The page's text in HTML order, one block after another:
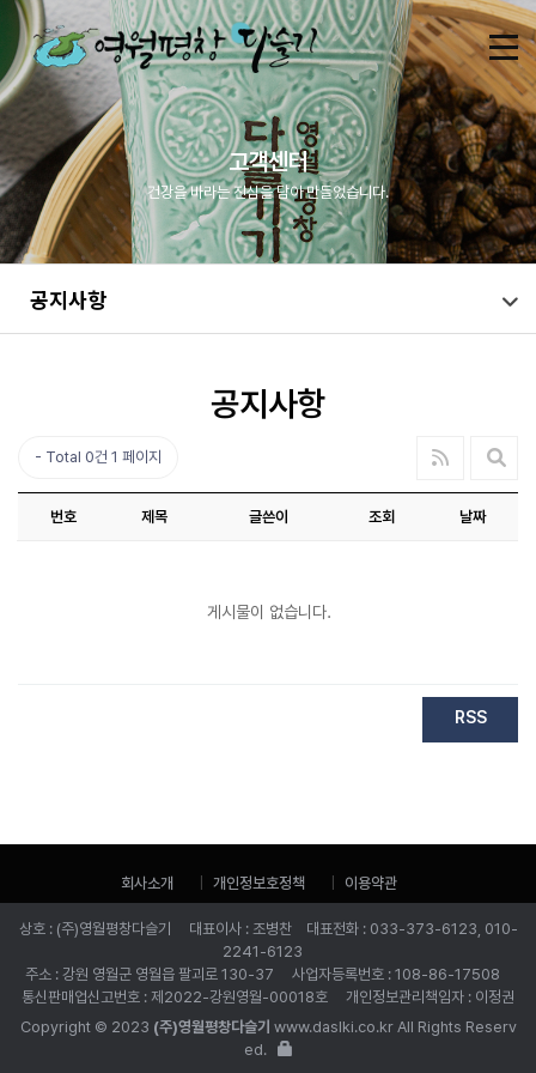
고객센터
건강을 바라는 진심을 담아 만들었습니다.
공지사항
공지사항
Total 0건 1 페이지
번호 제목 글쓴이 조회 날짜
게시물이 없습니다.
RSS
회사소개 개인정보호정책 이용약관
상호 : (주)영월평창다슬기 대표이사 : 조병찬 대표전화 : 033-373-6123, 010-
2241-6123
주소 : 강원 영월군 영월읍 팔괴로 130-37 사업자등록번호 : 108-86-17508
통신판매업신고번호 : 제2022-강원영월-00018호 개인정보관리책임자 : 이정권
Copyright © 2023 (주)영월평창다슬기 www.daslki.co.kr All Rights Reserv
ed.